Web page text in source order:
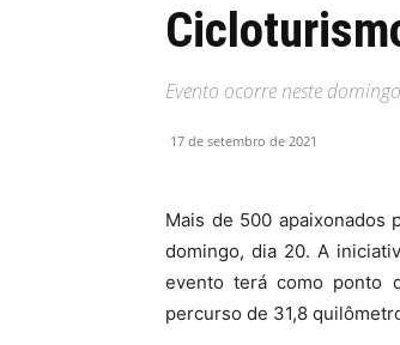
Evento ocorre neste
17 de setembro de 2021
Mais de 500 apaixonados
domingo, dia 20. A
evento terá como ponto
percurso de 31,8